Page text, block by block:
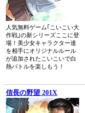
人気無料ゲーム｢こいこい大
作戦｣の新シリーズここに登
場！美少女キャラクター達
を相手にオリジナルルール
が追加されたこいこいで白
熱バトルを楽しもう！
信長の野望 201X